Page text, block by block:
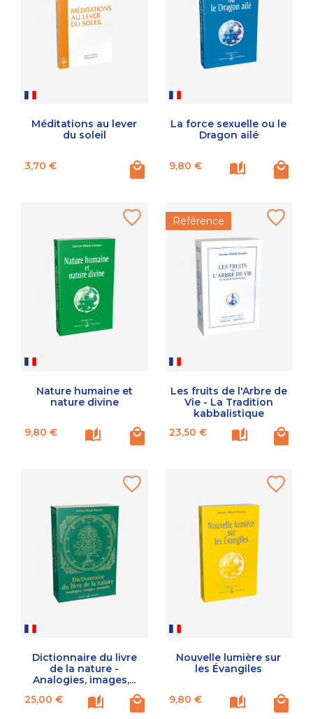
Méditations au lever
du soleil
Prix
3,70 €
La force sexuelle ou le
Dragon ailé
Prix
9,80 €
Nature humaine et
nature divine
Prix
9,80 €
Référence
Les fruits de l'Arbre de
Vie - La Tradition
kabbalistique
Prix
23,50 €
Dictionnaire du livre
de la nature -
Analogies, images,...
Prix
25,00 €
Nouvelle lumière sur
les Évangiles
Prix
9,80 €